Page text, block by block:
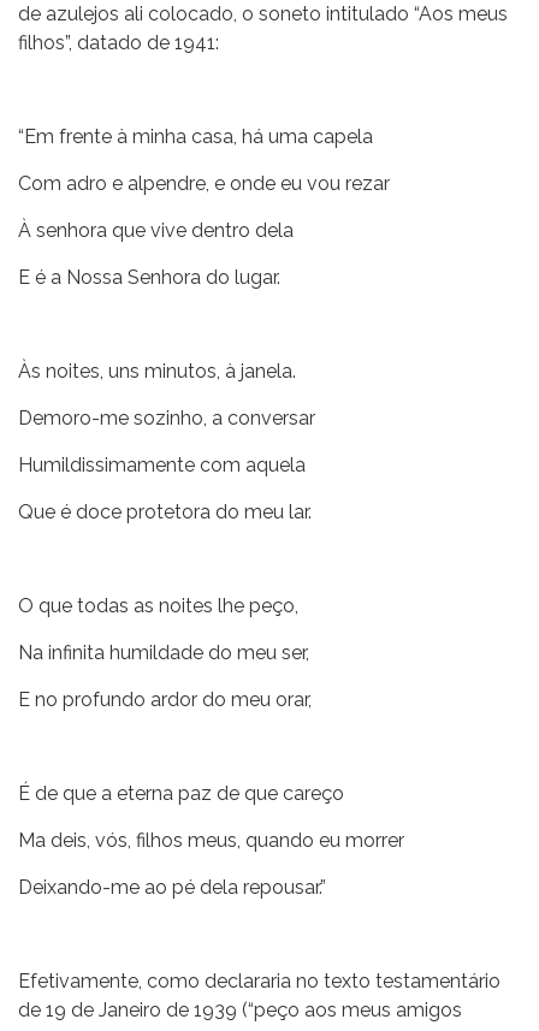
de azulejos ali colocado, o soneto intitulado “Aos meus
filhos”, datado de 1941:
“Em frente à minha casa, há uma capela
Com adro e alpendre, e onde eu vou rezar
À senhora que vive dentro dela
E é a Nossa Senhora do lugar.
Às noites, uns minutos, à janela.
Demoro-me sozinho, a conversar
Humildissimamente com aquela
Que é doce protetora do meu lar.
O que todas as noites lhe peço,
Na infinita humildade do meu ser,
E no profundo ardor do meu orar,
É de que a eterna paz de que careço
Ma deis, vós, filhos meus, quando eu morrer
Deixando-me ao pé dela repousar.”
Efetivamente, como declararia no texto testamentário
de 19 de Janeiro de 1939 (“peço aos meus amigos